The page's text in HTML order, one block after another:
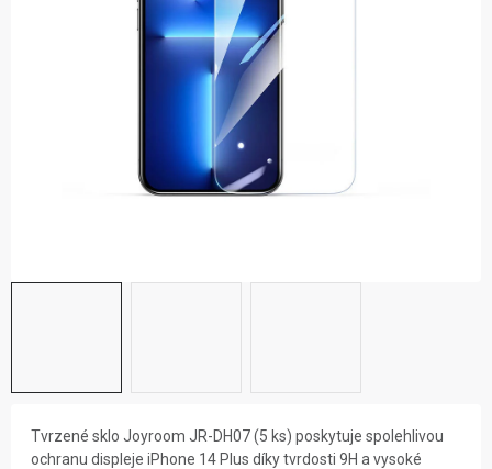
Tvrzené sklo Joyroom JR-DH07 (5 ks) poskytuje spolehlivou
ochranu displeje iPhone 14 Plus díky tvrdosti 9H a vysoké